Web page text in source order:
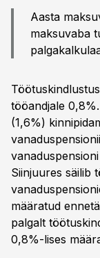
Aasta
maksuvaba
tööandjale
(1,6%)
Siinjuures säilib
määratud
palgalt
0,8%-lises